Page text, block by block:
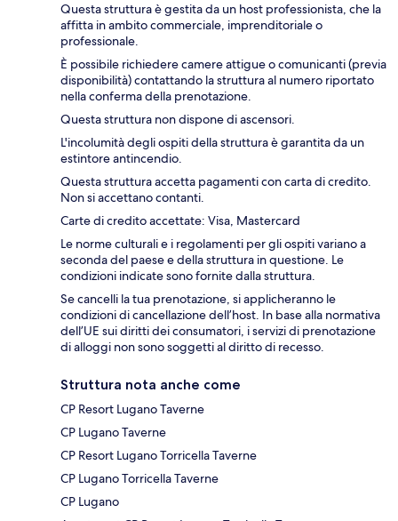
Questa struttura è gestita da un host professionista, che la
affitta in ambito commerciale, imprenditoriale o
professionale.
È possibile richiedere camere attigue o comunicanti (previa
disponibilità) contattando la struttura al numero riportato
nella conferma della prenotazione.
Questa struttura non dispone di ascensori.
L'incolumità degli ospiti della struttura è garantita da un
estintore antincendio.
Questa struttura accetta pagamenti con carta di credito.
Non si accettano contanti.
Carte di credito accettate: Visa, Mastercard
Le norme culturali e i regolamenti per gli ospiti variano a
seconda del paese e della struttura in questione. Le
condizioni indicate sono fornite dalla struttura.
Se cancelli la tua prenotazione, si applicheranno le
condizioni di cancellazione dell’host. In base alla normativa
dell’UE sui diritti dei consumatori, i servizi di prenotazione
di alloggi non sono soggetti al diritto di recesso.
Struttura nota anche come
CP Resort Lugano Taverne
CP Lugano Taverne
CP Resort Lugano Torricella Taverne
CP Lugano Torricella Taverne
CP Lugano